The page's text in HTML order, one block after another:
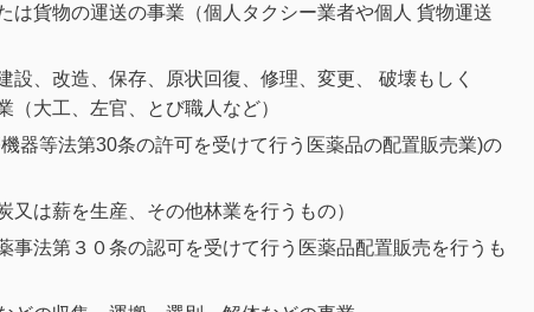
は貨物の運送の事業（個人タクシー業者や個人 貨物運送
設、改造、保存、原状回復、修理、変更、 破壊もしく
（大工、左官、とび職人など）
器等法第30条の許可を受けて行う医薬品の配置販売業)の
又は薪を生産、その他林業を行うもの）
事法第３０条の認可を受けて行う医薬品配置販売を行うも